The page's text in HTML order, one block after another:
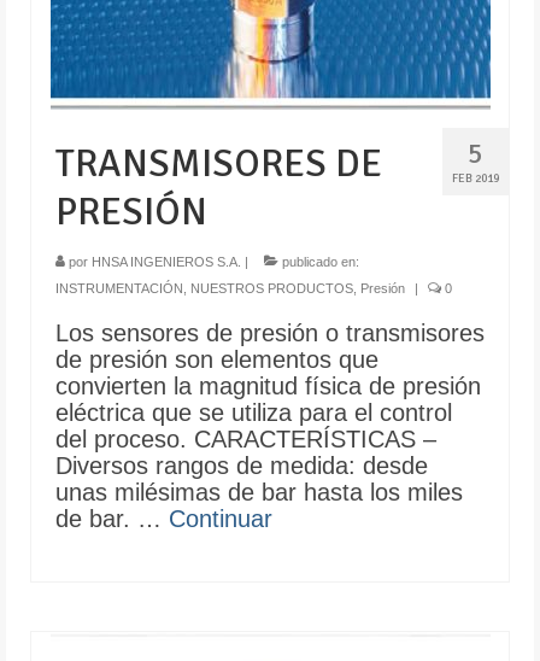
5
FEB 2019
TRANSMISORES DE
PRESIÓN
por HNSA INGENIEROS S.A. |
publicado en:
INSTRUMENTACIÓN
NUESTROS PRODUCTOS Presión | 0
Los sensores de presión o transmisores
de presión son elementos que
convierten la magnitud física de presión
eléctrica que se utiliza para el control
del proceso. CARACTERÍSTICAS –
Diversos rangos de medida: desde
unas milésimas de bar hasta los miles
de bar. … Continuar